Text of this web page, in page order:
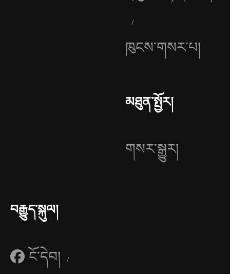
ཁུངས་གསར་པ།
མཐུན་སྤྱོར།
གསར་སྒྱུར།
བརྒྱུད་སྐུལ།
ངོ་དེབ།